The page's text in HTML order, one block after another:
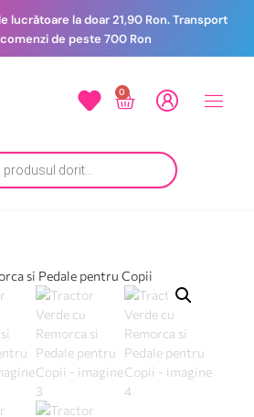
lucrătoare la doar 21,90 Ron. Transport
de peste 700 Ron
0